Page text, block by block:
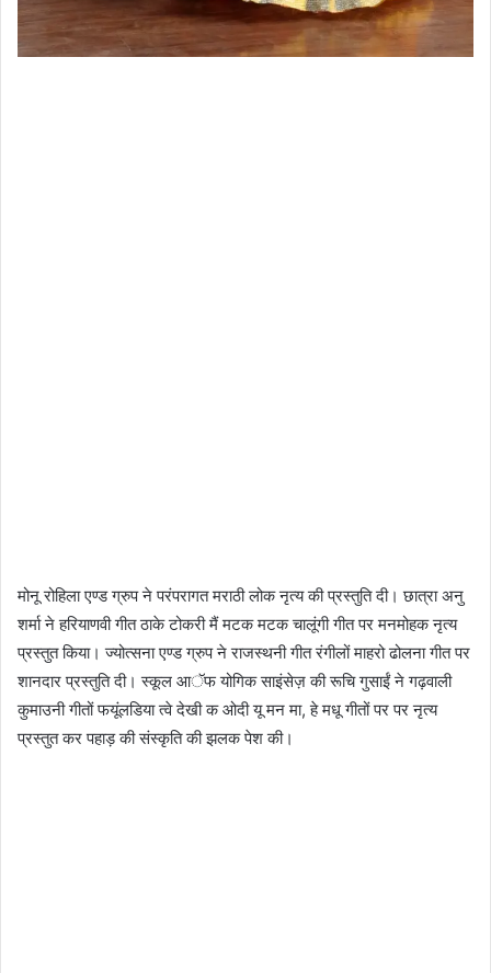
मोनू रोहिला एण्ड ग्रुप ने परंपरागत मराठी लोक नृत्य की प्रस्तुति दी। छात्रा अनु
शर्मा ने हरियाणवी गीत ठाके टोकरी मैं मटक मटक चालूंगी गीत पर मनमोहक नृत्य
प्रस्तुत किया। ज्योत्सना एण्ड ग्रुप ने राजस्थनी गीत रंगीलों माहरो ढोलना गीत पर
शानदार प्रस्तुति दी। स्कूल आॅफ योगिक साइंसेज़ की रूचि गुसाईं ने गढ़वाली
कुमाउनी गीतों फयूंलडिया त्वे देखी क ओदी यू मन मा, हे मधू गीतों पर पर नृत्य
प्रस्तुत कर पहाड़ की संस्कृति की झलक पेश की।